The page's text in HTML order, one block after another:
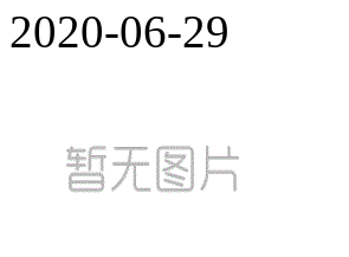
2020-06-29